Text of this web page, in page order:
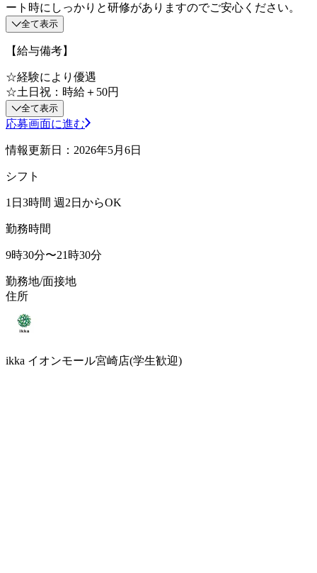
ート時にしっかりと研修がありますのでご安心ください。
全て表示
【給与備考】
☆経験により優遇
☆土日祝：時給＋50円
全て表示
応募画面に進む
情報更新日：2026年5月6日
シフト
1日3時間 週2日からOK
勤務時間
9時30分〜21時30分
勤務地/面接地
住所
ikka イオンモール宮崎店(学生歓迎)